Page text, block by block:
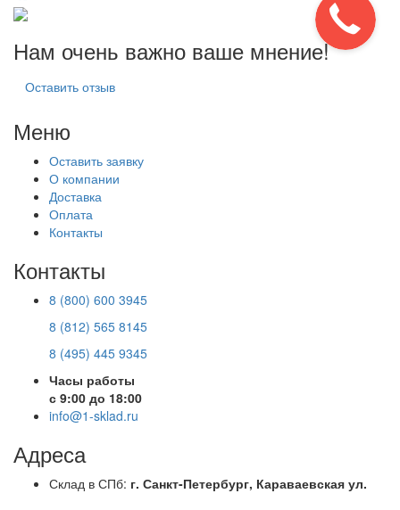
Нам очень важно ваше мнение!
Оставить отзыв
Меню
Оставить заявку
О компании
Доставка
Оплата
Контакты
Контакты
8 (800) 600 3945
8 (812) 565 8145
8 (495) 445 9345
Часы работы
с 9:00 до 18:00
info@1-sklad.ru
Адреса
Склад в СПб: г. Санкт-Петербург, Караваевская ул.